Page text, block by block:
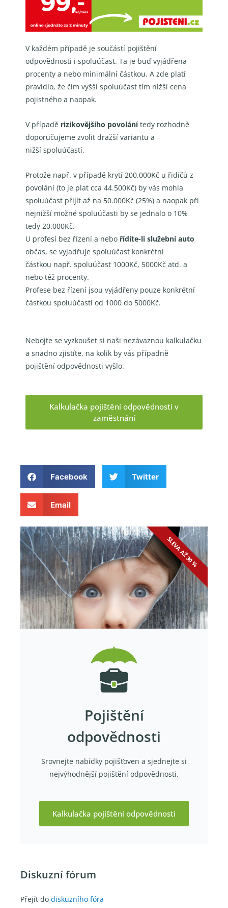
V každém případě je součástí pojištění
odpovědnosti i spoluúčast. Ta je buď vyjádřena
procenty a nebo minimální částkou. A zde platí
pravidlo, že čím vyšší spoluúčast tím nižší cena
pojistného a naopak.
V případě rizikovějšího povolánítedy rozhodně
doporučujeme zvolit dražší variantu a
nižší spoluúčastí.
Protože např. v případě krytí 200.000Kč u řidičů z
povolání (to je plat cca 44.500Kč) by vás mohla
spoluúčast přijít až na 50.000Kč (25%) a naopak při
nejnižší možné spoluúčasti by se jednalo o 10%
tedy 20.000Kč.
U profesí bez řízení a nebo řídíte-li služební auto
občas, se vyjadřuje spoluúčast konkrétní
částkou např. spoluúčast 1000Kč, 5000Kč atd. a
nebo též procenty.
Profese bez řízení jsou vyjádřeny pouze konkrétní
částkou spoluúčasti od 1000 do 5000Kč.
Nebojte se vyzkoušet si naši nezávaznou kalkulačku
a snadno zjistíte, na kolik by vás případně
pojištění odpovědnosti vyšlo.
Kalkulačka pojištění odpovědnosti v
zaměstnání
Facebook Twitter
Email
Pojištění
odpovědnosti
Srovnejte nabídky pojišťoven a sjednejte si
nejvýhodnější pojištění odpovědnosti.
Kalkulačka pojištění odpovědnosti
SLEVA AŽ 30 %
Diskuzní fórum
Přejít do diskuzního fóra